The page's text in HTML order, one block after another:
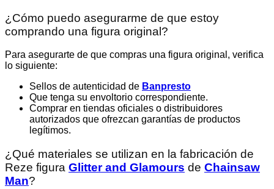
¿Cómo puedo asegurarme de que estoy
comprando una figura original?
Para asegurarte de que compras una figura original, verifica
lo siguiente:
Sellos de autenticidad de Banpresto
Que tenga su envoltorio correspondiente.
Comprar en tiendas oficiales o distribuidores
autorizados que ofrezcan garantías de productos
legítimos.
¿Qué materiales se utilizan en la fabricación de
Reze figura Glitter and Glamours de Chainsaw
Man?